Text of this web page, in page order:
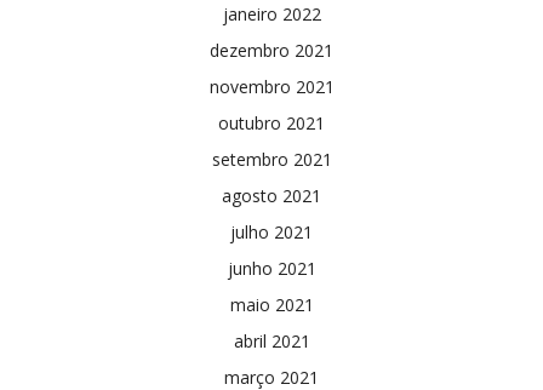
janeiro 2022
dezembro 2021
novembro 2021
outubro 2021
setembro 2021
agosto 2021
julho 2021
junho 2021
maio 2021
abril 2021
março 2021